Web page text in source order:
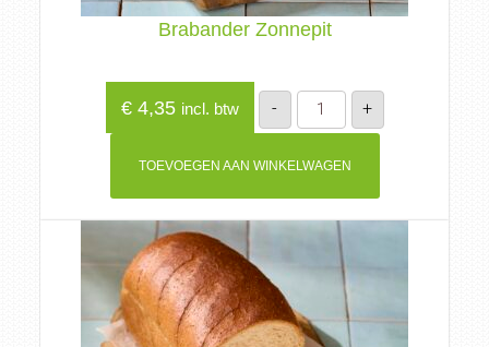
Brabander Zonnepit
€4,35 incl. btw -
Brabander
Zonnepit
aantal
+
TOEVOEGEN AAN WINKELWAGEN